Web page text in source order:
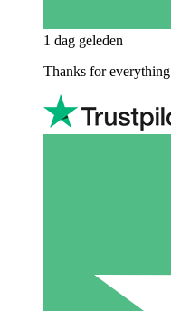
1 dag geleden
Thanks for everything